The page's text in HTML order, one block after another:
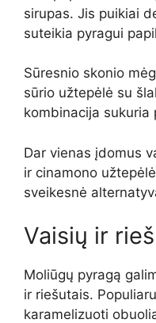
sirupas. Jis puikiai
suteikia pyragui
Sūresnio skonio
sūrio užtepėlė su
kombinacija sukuria
Dar vienas įdomus
ir cinamono
sveikesnė
Vaisių ir
Moliūgų pyragą
ir riešutais.
karamelizuoti